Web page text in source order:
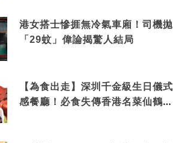
港女搭士慘捱無冷氣車廂！司機拋
「29蚊」偉論揭驚人結局
【為食出走】深圳千金級生日儀式
感餐廳！必食失傳香港名菜仙鶴神